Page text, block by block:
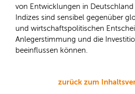
von Entwicklungen in Deutschland
Indizes sind sensibel gegenüber
und wirtschaftspolitischen
Anlegerstimmung und die
beeinflussen können.
zurück zum